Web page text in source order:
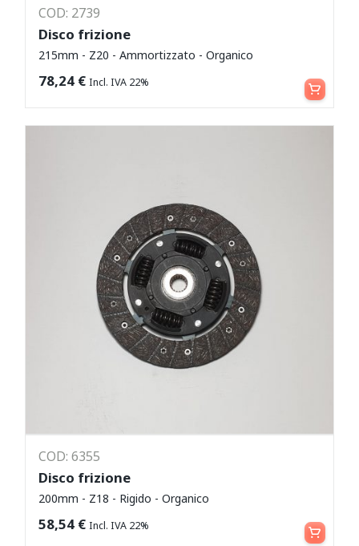
COD: 2739
Disco frizione
215mm - Z20 - Ammortizzato - Organico
78,24 € Incl. IVA 22% Leggi tutto
COD: 6355
Disco frizione
200mm - Z18 - Rigido - Organico
58,54 € Incl. IVA 22% Leggi tutto